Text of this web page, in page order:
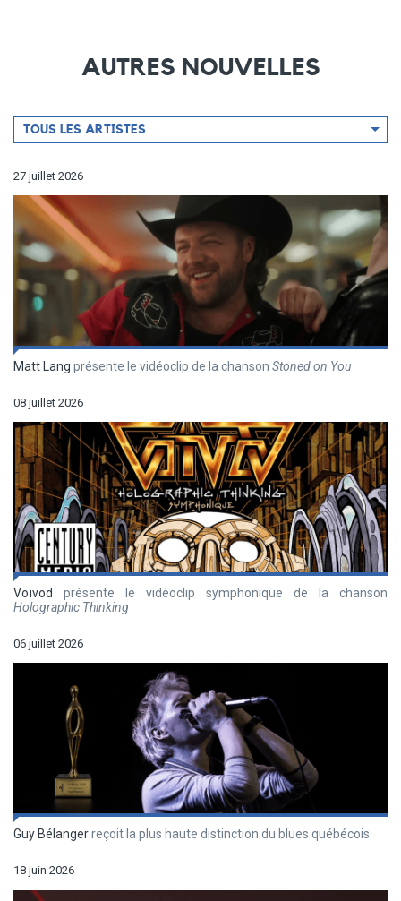
AUTRES NOUVELLES
Filtrer
par
TOUS LES ARTISTES
27 juillet 2026
Matt Lang présente le vidéoclip de la chanson Stoned on You
08 juillet 2026
Voïvod
présente le vidéoclip symphonique de la chanson
Holographic Thinking
06 juillet 2026
Guy Bélangerreçoit la plus haute distinction du blues québécois
18 juin 2026